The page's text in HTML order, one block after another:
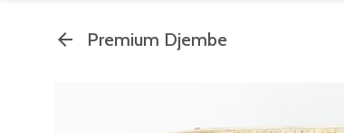
Premium Djembe